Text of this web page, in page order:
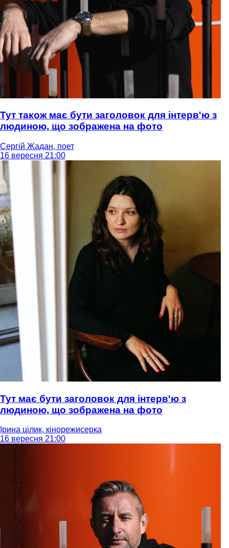
Тут також має бути заголовок для інтерв'ю з
людиною, що зображена на фото
Сергій Жадан, поет
16 вересня 21:00
Тут має бути заголовок для інтерв'ю з
людиною, що зображена на фото
Ірина цілик, кінорежисерка
16 вересня 21:00